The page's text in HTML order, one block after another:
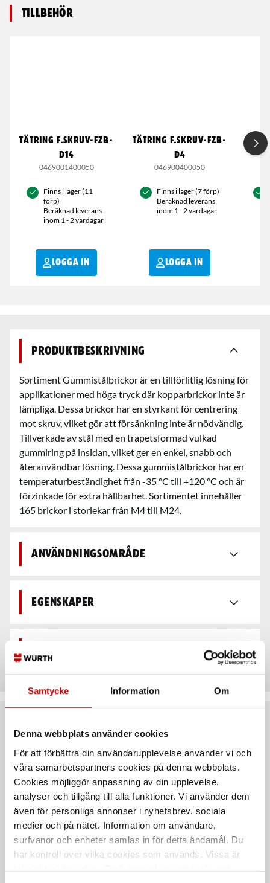
Samtycke Information Om
Denna webbplats använder cookies
För att förbättra din användarupplevelse använder vi och
våra samarbetspartners cookies på denna webbplats.
Cookies möjliggör anpassning av din upplevelse,
analyser och tillgång till alla funktioner. Vi använder dem
även för personliga annonser i nyhetsbrev, sociala
medier och på nätet. Information om användare,
surfvanor och enheter samlas in för detta ändamål. Du
har kontroll över vilka cookies som används. Vissa är
tekniskt nödvändiga. Godkännande av statistik- och
Tillbehör
TÄTRING F.SKRUV-FZB-
D14
0469001400050
Finns i lager (11
förp)
Beräknad leverans
inom 1 - 2 vardagar
LOGGA IN
TÄTRING F.SKRUV-FZB-
D4
046900400050
Finns i lager (7 förp)
Beräknad leverans
inom 1 - 2 vardagar
LOGGA IN
Produktbeskrivning
Sortiment Gummistålbrickor är en tillförlitlig lösning för
applikationer med höga tryck där kopparbrickor inte är
lämpliga. Dessa brickor har en styrkant för centrering
mot skruv, vilket gör att försänkning inte är nödvändig.
Tillverkade av stål med en trapetsformad vulkad
gummiring på insidan, vilket ger en enkel, snabb och
återanvändbar lösning. Dessa gummistålbrickor har en
temperaturbeständighet från -35 °C till +120 °C och är
förzinkade för extra hållbarhet. Sortimentet innehåller
165 brickor i storlekar från M4 till M24.
Användningsområde
Egenskaper
Rekommenderat baserat på vald produkt